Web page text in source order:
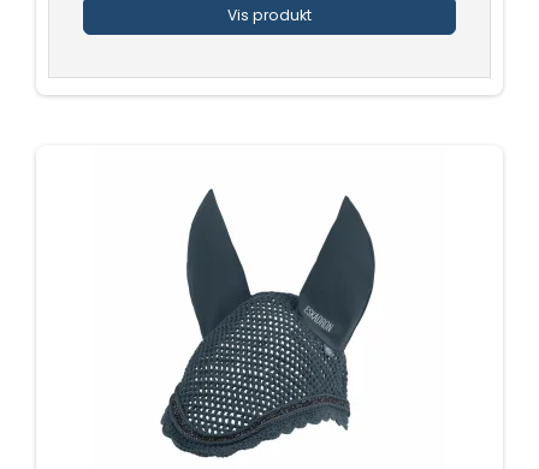
Vis produkt